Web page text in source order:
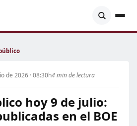
de 2026 · 08:30h4 min de lectura
hoy 9 de julio:
en el BOE